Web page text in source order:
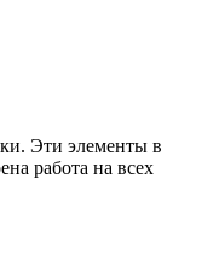
Эти элементы в
работа на всех